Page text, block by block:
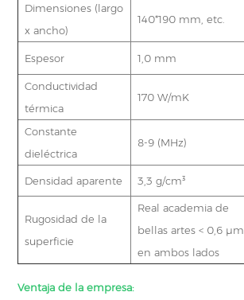
Dimensiones (largo
x ancho)
140*190 mm, etc.
Espesor 1,0 mm
Conductividad
térmica
170 W/mK
Constante
dieléctrica
8-9 (MHz)
Densidad aparente 3,3 g/cm³
Rugosidad de la
superficie
Real academia de
bellas artes < 0,6 μm
en ambos lados
Ventaja de la empresa: